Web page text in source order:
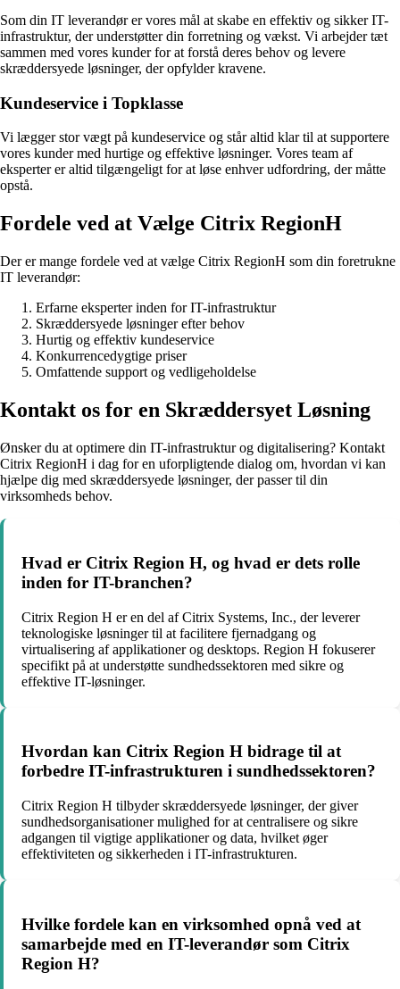
Som din IT leverandør er vores mål at skabe en effektiv og sikker IT-
infrastruktur, der understøtter din forretning og vækst. Vi arbejder tæt
sammen med vores kunder for at forstå deres behov og levere
skræddersyede løsninger, der opfylder kravene.
Kundeservice i Topklasse
Vi lægger stor vægt på kundeservice og står altid klar til at supportere
vores kunder med hurtige og effektive løsninger. Vores team af
eksperter er altid tilgængeligt for at løse enhver udfordring, der måtte
opstå.
Fordele ved at Vælge Citrix RegionH
Der er mange fordele ved at vælge Citrix RegionH som din foretrukne
IT leverandør:
Erfarne eksperter inden for IT-infrastruktur
Skræddersyede løsninger efter behov
Hurtig og effektiv kundeservice
Konkurrencedygtige priser
Omfattende support og vedligeholdelse
Kontakt os for en Skræddersyet Løsning
Ønsker du at optimere din IT-infrastruktur og digitalisering? Kontakt
Citrix RegionH i dag for en uforpligtende dialog om, hvordan vi kan
hjælpe dig med skræddersyede løsninger, der passer til din
virksomheds behov.
Hvad er Citrix Region H, og hvad er dets rolle
inden for IT-branchen?
Citrix Region H er en del af Citrix Systems, Inc., der leverer
teknologiske løsninger til at facilitere fjernadgang og
virtualisering af applikationer og desktops. Region H fokuserer
specifikt på at understøtte sundhedssektoren med sikre og
effektive IT-løsninger.
Hvordan kan Citrix Region H bidrage til at
forbedre IT-infrastrukturen i sundhedssektoren?
Citrix Region H tilbyder skræddersyede løsninger, der giver
sundhedsorganisationer mulighed for at centralisere og sikre
adgangen til vigtige applikationer og data, hvilket øger
effektiviteten og sikkerheden i IT-infrastrukturen.
Hvilke fordele kan en virksomhed opnå ved at
samarbejde med en IT-leverandør som Citrix
Region H?